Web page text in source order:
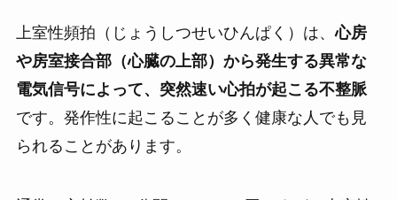
上室性頻拍（じょうしつせいひんぱく）は、心房
や房室接合部（心臓の上部）から発生する異常な
電気信号によって、突然速い心拍が起こる不整脈
です。発作性に起こることが多く健康な人でも見
られることがあります。